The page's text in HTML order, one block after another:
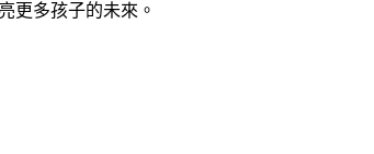
更多孩子的未來。